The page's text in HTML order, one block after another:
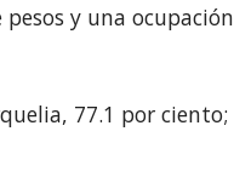
y una ocupación
77.1 por ciento;